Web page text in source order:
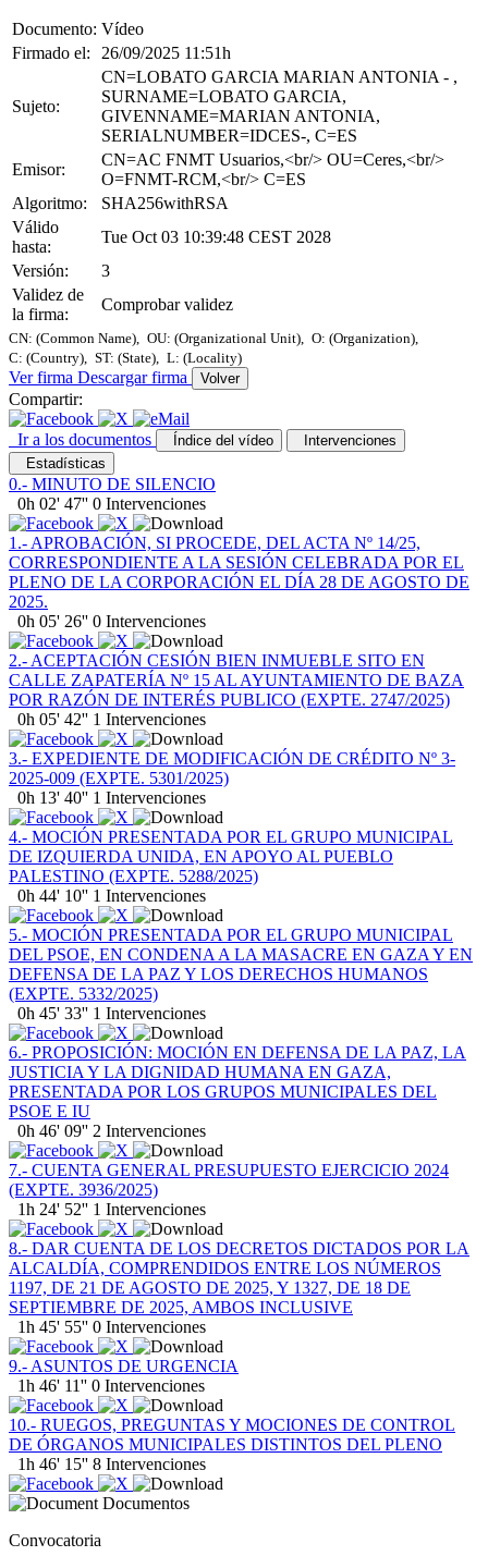
Documento: Vídeo
Firmado el:
26/09/2025 11:51h
Sujeto:
CN=LOBATO GARCIA MARIAN ANTONIA - ,
SURNAME=LOBATO GARCIA,
GIVENNAME=MARIAN ANTONIA,
SERIALNUMBER=IDCES-, C=ES
Emisor:
CN=AC FNMT Usuarios,<br/> OU=Ceres,<br/>
O=FNMT-RCM,<br/> C=ES
Algoritmo:
SHA256withRSA
Válido
hasta:
Tue Oct 03 10:39:48 CEST 2028
Versión:
3
Validez de
la firma:
Comprobar validez
CN: (Common Name), OU: (Organizational Unit), O: (Organization),
C: (Country), ST: (State), L: (Locality)
Ver firma Descargar firma Volver
Compartir:
Ir a los documentos Índice del vídeo
Intervenciones
Estadísticas
0.- MINUTO DE SILENCIO
0h 02' 47'' 0 Intervenciones
1.- APROBACIÓN, SI PROCEDE, DEL ACTA Nº 14/25,
CORRESPONDIENTE A LA SESIÓN CELEBRADA POR EL
PLENO DE LA CORPORACIÓN EL DÍA 28 DE AGOSTO DE
2025.
0h 05' 26'' 0 Intervenciones
2.- ACEPTACIÓN CESIÓN BIEN INMUEBLE SITO EN
CALLE ZAPATERÍA Nº 15 AL AYUNTAMIENTO DE BAZA
POR RAZÓN DE INTERÉS PUBLICO (EXPTE. 2747/2025)
0h 05' 42'' 1 Intervenciones
3.- EXPEDIENTE DE MODIFICACIÓN DE CRÉDITO Nº 3-
2025-009 (EXPTE. 5301/2025)
0h 13' 40'' 1 Intervenciones
4.- MOCIÓN PRESENTADA POR EL GRUPO MUNICIPAL
DE IZQUIERDA UNIDA, EN APOYO AL PUEBLO
PALESTINO (EXPTE. 5288/2025)
0h 44' 10'' 1 Intervenciones
5.- MOCIÓN PRESENTADA POR EL GRUPO MUNICIPAL
DEL PSOE, EN CONDENA A LA MASACRE EN GAZA Y EN
DEFENSA DE LA PAZ Y LOS DERECHOS HUMANOS
(EXPTE. 5332/2025)
0h 45' 33'' 1 Intervenciones
6.- PROPOSICIÓN: MOCIÓN EN DEFENSA DE LA PAZ, LA
JUSTICIA Y LA DIGNIDAD HUMANA EN GAZA,
PRESENTADA POR LOS GRUPOS MUNICIPALES DEL
PSOE E IU
0h 46' 09'' 2 Intervenciones
7.- CUENTA GENERAL PRESUPUESTO EJERCICIO 2024
(EXPTE. 3936/2025)
1h 24' 52'' 1 Intervenciones
8.- DAR CUENTA DE LOS DECRETOS DICTADOS POR LA
ALCALDÍA, COMPRENDIDOS ENTRE LOS NÚMEROS
1197, DE 21 DE AGOSTO DE 2025, Y 1327, DE 18 DE
SEPTIEMBRE DE 2025, AMBOS INCLUSIVE
1h 45' 55'' 0 Intervenciones
9.- ASUNTOS DE URGENCIA
1h 46' 11'' 0 Intervenciones
10.- RUEGOS, PREGUNTAS Y MOCIONES DE CONTROL
DE ÓRGANOS MUNICIPALES DISTINTOS DEL PLENO
1h 46' 15'' 8 Intervenciones
Documentos
Convocatoria